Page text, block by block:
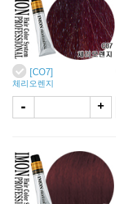
[CO7]
체리오렌지
- +